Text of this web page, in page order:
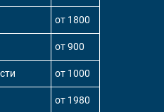
от 1800
от 900
от 1000
от 1980